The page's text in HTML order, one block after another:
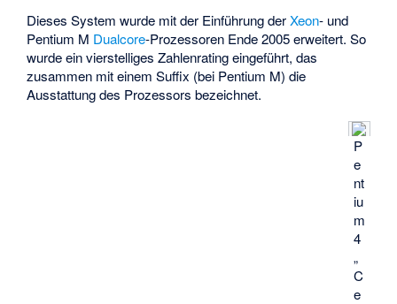
Dieses System wurde mit der Einführung derXeon- und
Pentium M Dualcore-Prozessoren Ende 2005 erweitert. So
wurde ein vierstelliges Zahlenrating eingeführt, das
zusammen mit einem Suffix (bei Pentium M) die
Ausstattung des Prozessors bezeichnet.
P
e
nt
iu
m
4
„
C
e